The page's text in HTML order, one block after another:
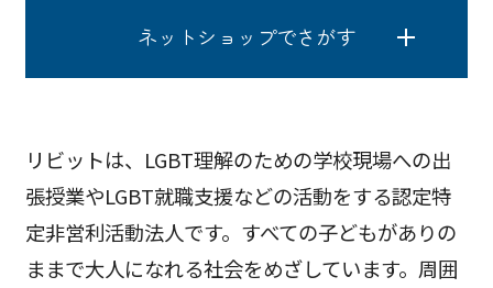
ネットショップでさがす
リビットは、LGBT理解のための学校現場への出
張授業やLGBT就職支援などの活動をする認定特
定非営利活動法人です。すべての子どもがありの
ままで大人になれる社会をめざしています。周囲